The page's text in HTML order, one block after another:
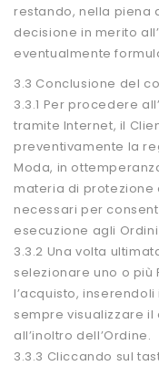
restando, nella piena
decisione in merito
eventualmente
3.3 Conclusione del
3.3.1 Per procedere
tramite Internet, il
preventivamente la
Moda, in
materia di protezione
necessari per
esecuzione agli
3.3.2 Una volta
selezionare uno o
l’acquisto,
sempre visualizzare
all’inoltro dell’Ordine.
3.3.3 Cliccando sul